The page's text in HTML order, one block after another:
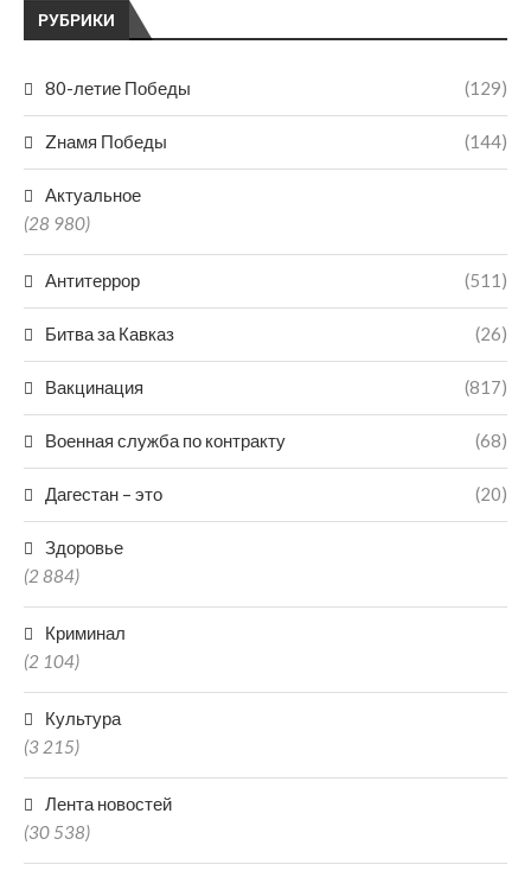
РУБРИКИ
80-летие Победы (129)
Zнамя Победы (144)
Актуальное
(28 980)
Антитеррор (511)
Битва за Кавказ (26)
Вакцинация (817)
Военная служба по контракту (68)
Дагестан – это (20)
Здоровье
(2 884)
Криминал
(2 104)
Культура
(3 215)
Лента новостей
(30 538)